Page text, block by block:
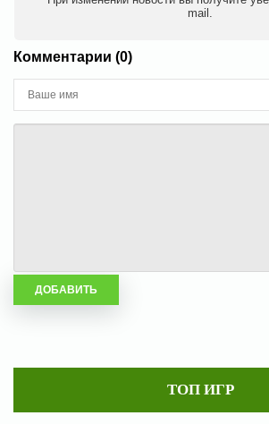
mail.
Комментарии (0)
ТОП ИГР